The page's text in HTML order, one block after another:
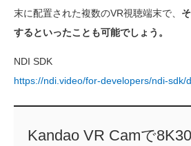
末に配置された複数のVR視聴端末で、
するといったことも可能でしょう。
NDI SDK
https://ndi.video/for-developers/ndi-sdk/
Kandao VR Camで